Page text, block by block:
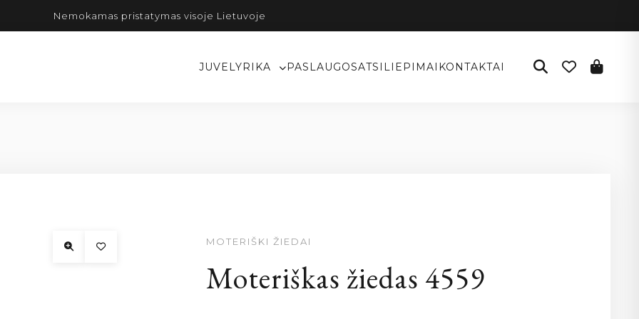
Nemokamas pristatymas visoje Lietuvoje
JUVELYRIKA PASLAUGOSATSILIEPIMAI KONTAKTAI
MOTERIŠKI ŽIEDAI
Moteriškas žiedas 4559